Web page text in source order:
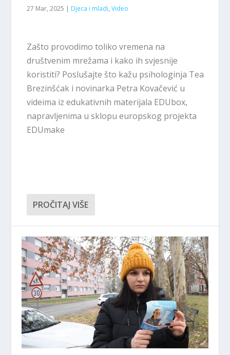
27 Mar, 2025 Djeca i mladi,Video
Zašto provodimo toliko vremena na
društvenim mrežama i kako ih svjesnije
koristiti? Poslušajte što kažu psihologinja Tea
Brezinšćak i novinarka Petra Kovačević u
videima iz edukativnih materijala EDUbox,
napravljenima u sklopu europskog projekta
EDUmake
PROČITAJ VIŠE